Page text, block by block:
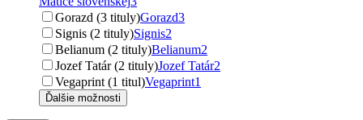
Gorazd (3 tituly)Gorazd3
Signis (2 tituly)Signis2
Belianum (2 tituly)Belianum2
Jozef Tatár (2 tituly)Jozef Tatár2
Vegaprint (1 titul)Vegaprint1
Ďalšie možnosti